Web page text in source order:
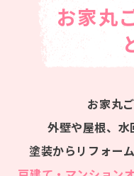
お家丸
お家丸
外壁や屋根、水
塗装からリフォー